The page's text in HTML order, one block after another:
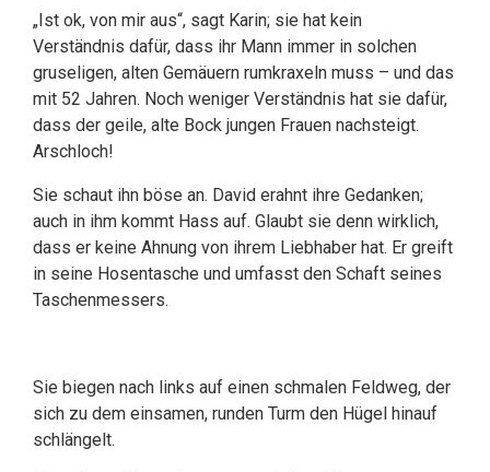
„Ist ok, von mir aus“, sagt Karin; sie hat kein
Verständnis dafür, dass ihr Mann immer in solchen
gruseligen, alten Gemäuern rumkraxeln muss – und das
mit 52 Jahren. Noch weniger Verständnis hat sie dafür,
dass der geile, alte Bock jungen Frauen nachsteigt.
Arschloch!
Sie schaut ihn böse an. David erahnt ihre Gedanken;
auch in ihm kommt Hass auf. Glaubt sie denn wirklich,
dass er keine Ahnung von ihrem Liebhaber hat. Er greift
in seine Hosentasche und umfasst den Schaft seines
Taschenmessers.
Sie biegen nach links auf einen schmalen Feldweg, der
sich zu dem einsamen, runden Turm den Hügel hinauf
schlängelt.